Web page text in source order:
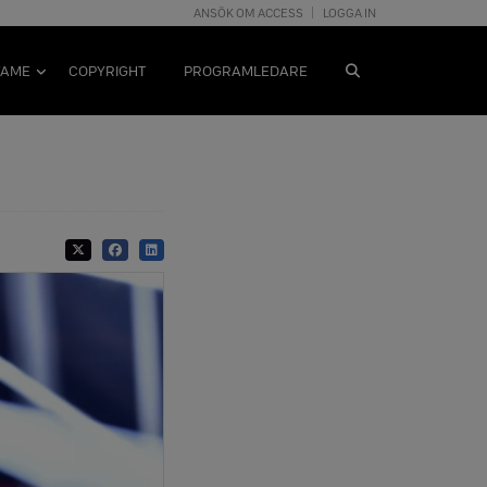
ANSÖK OM ACCESS LOGGA IN
COPYRIGHT PROGRAMLEDARE